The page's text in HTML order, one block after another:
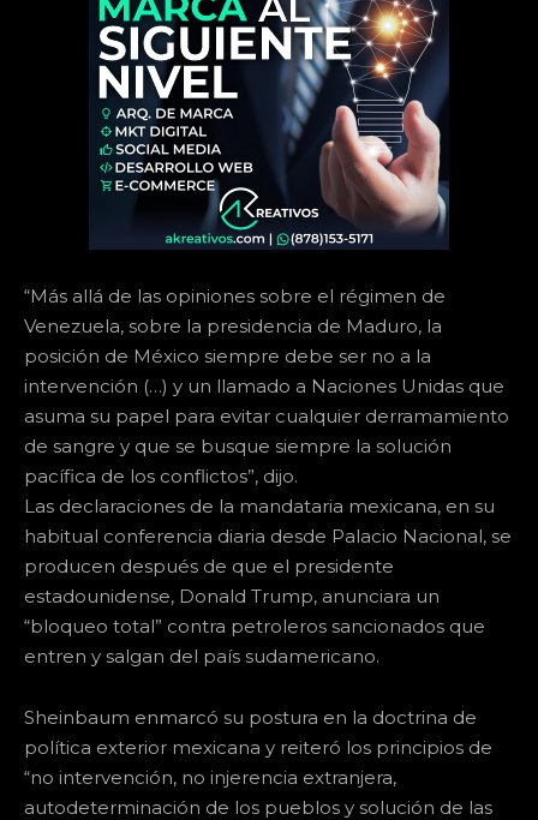
“Más allá de las opiniones sobre el régimen de
Venezuela, sobre la presidencia de Maduro, la
posición de México siempre debe ser no a la
intervención (…) y un llamado a Naciones Unidas que
asuma su papel para evitar cualquier derramamiento
de sangre y que se busque siempre la solución
pacífica de los conflictos”, dijo.
Las declaraciones de la mandataria mexicana, en su
habitual conferencia diaria desde Palacio Nacional, se
producen después de que el presidente
estadounidense, Donald Trump, anunciara un
“bloqueo total” contra petroleros sancionados que
entren y salgan del país sudamericano.
Sheinbaum enmarcó su postura en la doctrina de
política exterior mexicana y reiteró los principios de
“no intervención, no injerencia extranjera,
autodeterminación de los pueblos y solución de las